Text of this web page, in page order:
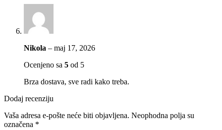
Nikola – maj 17, 2026
Ocenjeno sa 5 od 5
Brza dostava, sve radi kako treba.
Dodaj recenziju
Vaša adresa e-pošte neće biti objavljena. Neophodna polja su
označena *